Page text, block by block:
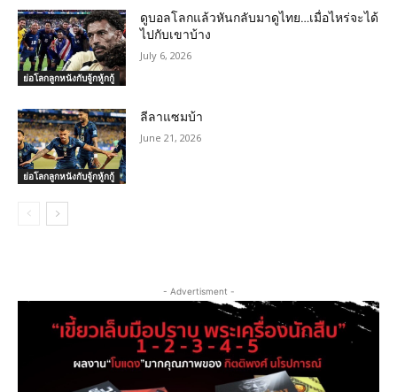
ย่อโลกลูกหนังกับจู้กหู้กกู้
ดูบอลโลกแล้วหันกลับมาดูไทย…เมื่อไหร่จะได้
ไปกับเขาบ้าง
July 6, 2026
ย่อโลกลูกหนังกับจู้กหู้กกู้
ลีลาแซมบ้า
June 21, 2026
- Advertisment -